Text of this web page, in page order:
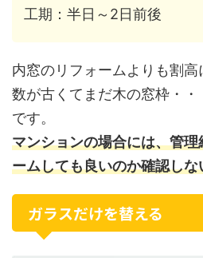
工期：半日～2日前後
内窓のリフォームよりも割
数が古くてまだ木の窓枠・
です。
マンションの場合には、管
ームしても良いのか確認し
ガラスだけを替える